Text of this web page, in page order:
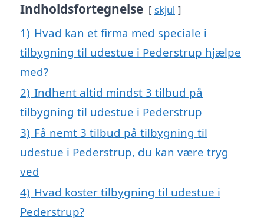
Indholdsfortegnelse skjul
1) Hvad kan et firma med speciale i
tilbygning til udestue i Pederstrup hjælpe
med?
2) Indhent altid mindst 3 tilbud på
tilbygning til udestue i Pederstrup
3) Få nemt 3 tilbud på tilbygning til
udestue i Pederstrup, du kan være tryg
ved
4) Hvad koster tilbygning til udestue i
Pederstrup?